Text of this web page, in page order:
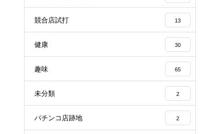
競合店試打 13
健康 30
趣味 65
未分類 2
パチンコ店跡地 2